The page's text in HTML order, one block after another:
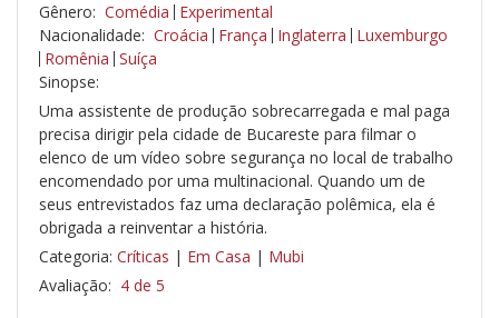
Gênero: Comédia Experimental
Nacionalidade: Croácia França Inglaterra Luxemburgo
Romênia Suíça
Sinopse:
Uma assistente de produção sobrecarregada e mal paga
precisa dirigir pela cidade de Bucareste para filmar o
elenco de um vídeo sobre segurança no local de trabalho
encomendado por uma multinacional. Quando um de
seus entrevistados faz uma declaração polêmica, ela é
obrigada a reinventar a história.
Categoria: Críticas | Em Casa | Mubi
Avaliação: 4 de 5